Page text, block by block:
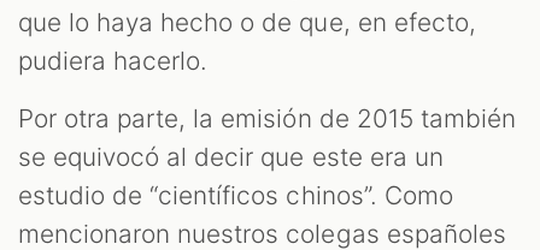
que lo haya hecho o de que, en efecto,
pudiera hacerlo.
Por otra parte, la emisión de 2015 también
se equivocó al decir que este era un
estudio de “científicos chinos”. Como
mencionaron nuestros colegas españoles